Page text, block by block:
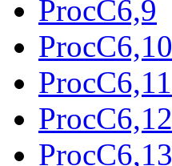
ProcC6,9
ProcC6,10
ProcC6,11
ProcC6,12
ProcC6,13